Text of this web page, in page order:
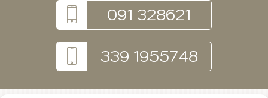
091 328621
339 1955748